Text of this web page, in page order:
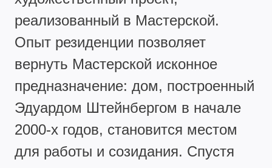
реализованный в Мастерской.
Опыт резиденции позволяет
вернуть Мастерской исконное
предназначение: дом, построенный
Эдуардом Штейнбергом в начале
2000-х годов, становится местом
для работы и созидания. Спустя